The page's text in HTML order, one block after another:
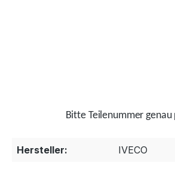
Bitte Teilenummer
Hersteller:
IVECO